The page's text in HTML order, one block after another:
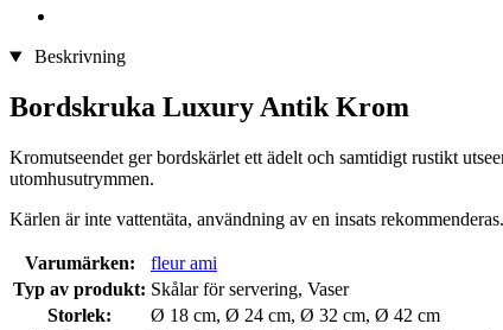
Beskrivning
Bordskruka Luxury Antik Krom
Kromutseendet ger bordskärlet ett ädelt och samtidigt rustikt
utomhusutrymmen.
Kärlen är inte vattentäta, användning av en insats rekommenderas.
Varumärken:
fleur ami
Typ av produkt: Skålar för servering, Vaser
Storlek:
Ø 18 cm, Ø 24 cm, Ø 32 cm, Ø 42 cm